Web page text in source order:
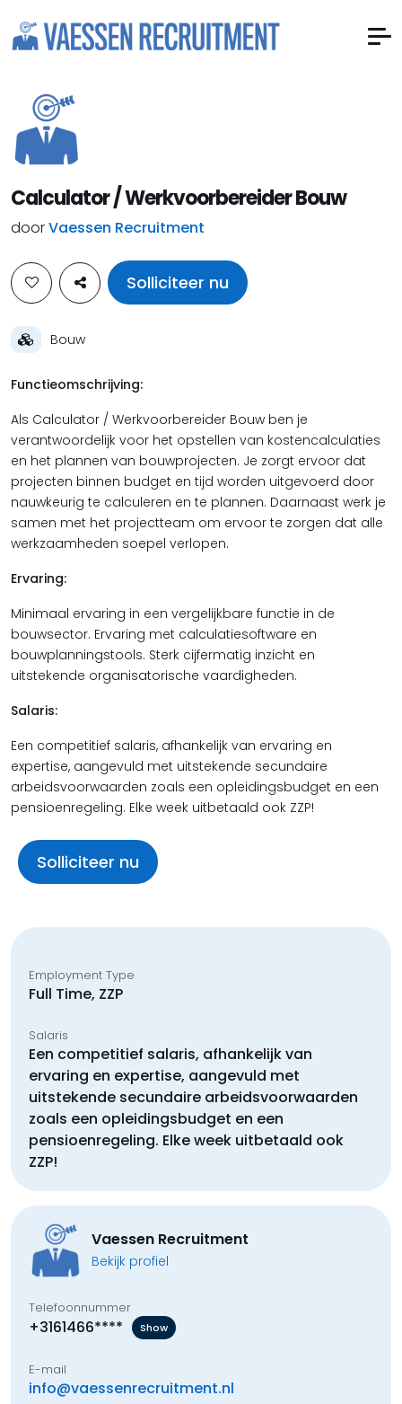
Calculator / Werkvoorbereider Bouw
doorVaessen Recruitment
Solliciteer nu
Bouw
Functieomschrijving:
Als Calculator / Werkvoorbereider Bouw ben je
verantwoordelijk voor het opstellen van kostencalculaties
en het plannen van bouwprojecten. Je zorgt ervoor dat
projecten binnen budget en tijd worden uitgevoerd door
nauwkeurig te calculeren en te plannen. Daarnaast werk je
samen met het projectteam om ervoor te zorgen dat alle
werkzaamheden soepel verlopen.
Ervaring:
Minimaal ervaring in een vergelijkbare functie in de
bouwsector. Ervaring met calculatiesoftware en
bouwplanningstools. Sterk cijfermatig inzicht en
uitstekende organisatorische vaardigheden.
Salaris:
Een competitief salaris, afhankelijk van ervaring en
expertise, aangevuld met uitstekende secundaire
arbeidsvoorwaarden zoals een opleidingsbudget en een
pensioenregeling. Elke week uitbetaald ook ZZP!
Solliciteer nu
Employment Type
Full Time, ZZP
Salaris
Een competitief salaris, afhankelijk van
ervaring en expertise, aangevuld met
uitstekende secundaire arbeidsvoorwaarden
zoals een opleidingsbudget en een
pensioenregeling. Elke week uitbetaald ook
ZZP!
Vaessen Recruitment
Bekijk profiel
Telefoonnummer
+3161466**** Show
E-mail
info@vaessenrecruitment.nl